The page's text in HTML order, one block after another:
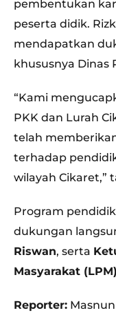
pembentukan
peserta didik.
mendapatkan
khususnya Dinas
“Kami
PKK dan Lurah
telah
terhadap
wilayah Cikaret,”
Program
dukungan
Riswan, serta
Masyarakat
Reporter: Masnun